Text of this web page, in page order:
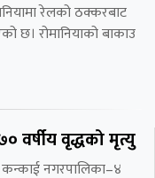
रेलको ठक्करबाट
छ। रोमानियाको बाकाउ
वर्षीय वृद्धको मृत्यु
कन्काई नगरपालिका–४